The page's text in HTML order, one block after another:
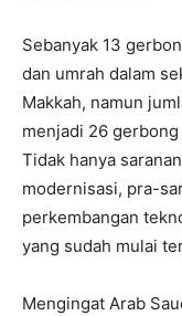
Sebanyak 13
dan umrah dalam
Makkah, namun
menjadi 26
Tidak hanya
modernisasi, pra-
perkembangan
yang sudah mulai
Mengingat Arab